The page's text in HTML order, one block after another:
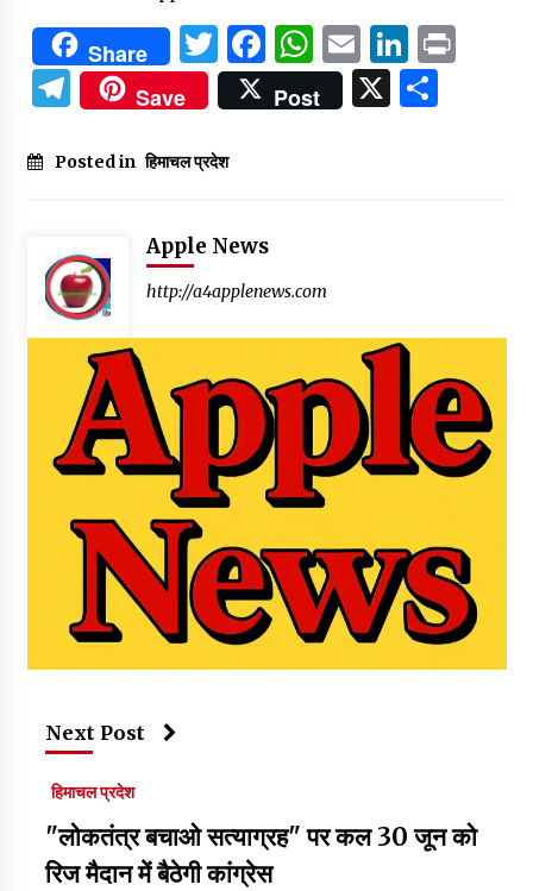
Share Twitter
Facebook
WhatsApp
Email
Telegram
Save Post X
Posted in हिमाचल प्रदेश
Apple News
http://a4applenews.com
Next Post
हिमाचल प्रदेश
"लोकतंत्र बचाओ सत्याग्रह" पर कल 30 जून को
रिज मैदान में बैठेगी कांग्रेस